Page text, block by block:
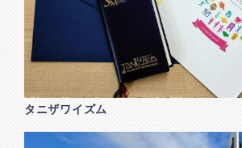
タニザワイズム